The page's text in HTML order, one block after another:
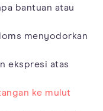
bantuan atau
menyodorkan
ekspresi atas
ke mulut